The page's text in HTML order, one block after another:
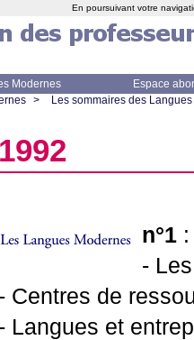
Modernes
Espace
> Les sommaires des
1992
n°1
-
- Centres de
- Langues et
En poursuivant votre